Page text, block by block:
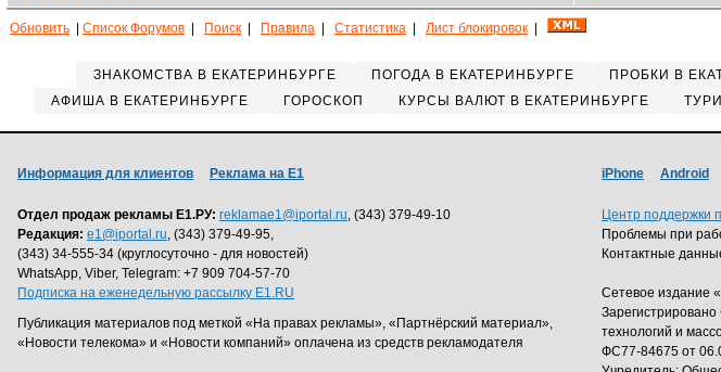
Обновить Список Форумов Поиск Правила Статистика Лист блокировок
ЗНАКОМСТВА В ЕКАТЕРИНБУРГЕ ПОГОДА В ЕКАТЕРИНБУРГЕ ПРОБКИ В
АФИША В ЕКАТЕРИНБУРГЕ
ГОРОСКОП КУРСЫ ВАЛЮТ В ЕКАТЕРИНБУРГЕ
Информация для клиентов Реклама на Е1
Отдел продаж рекламы Е1.РУ: reklamae1@iportal.ru, (343) 379-49-10
Редакция: e1@iportal.ru, (343) 379-49-95,
(343) 34-555-34 (круглосуточно - для новостей)
WhatsApp, Viber, Telegram: +7 909 704-57-70
Подписка на еженедельную рассылку E1.RU
Публикация материалов под меткой «На правах рекламы», «Партнёрский материал»,
«Новости телекома» и «Новости компаний» оплачена из средств рекламодателя
iPhone Android
Центр поддержки
Проблемы при
Контактные
Сетевое издание
технологий и
ФС77-84675 от